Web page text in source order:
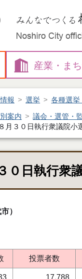
産業・ ま
報 選挙 各種選挙
案内 議会・選管・
月３０日執行衆議院小
０日執行衆
）
投票者数
17,788